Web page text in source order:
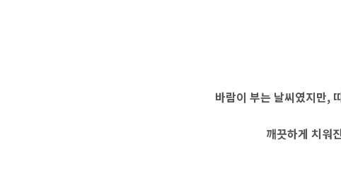
바람이 부는 날씨였지만,
깨끗하게 치워